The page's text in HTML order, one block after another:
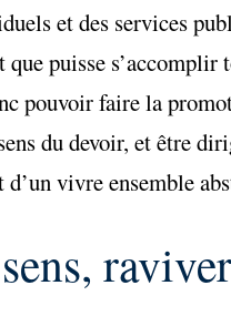
et des services
puisse
pouvoir faire la
du devoir, et être
vivre ensemble